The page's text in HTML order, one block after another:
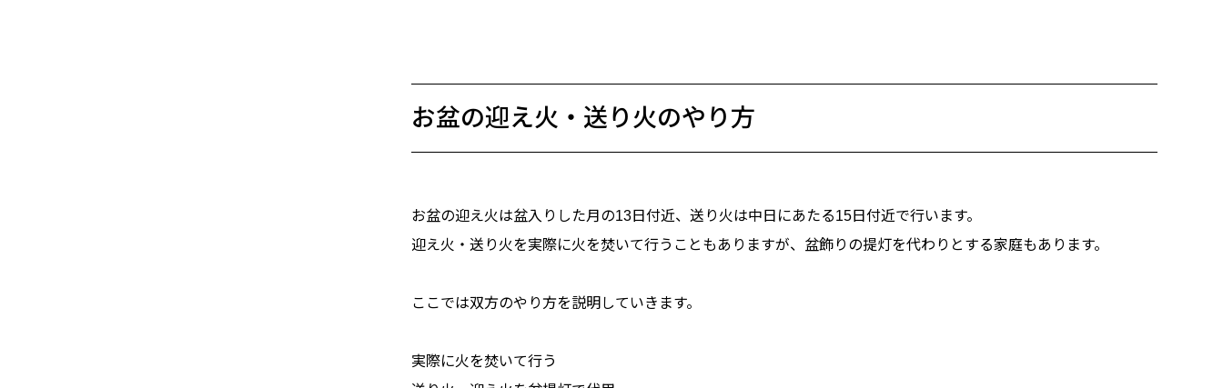
お盆の迎え火・送り火のやり方
お盆の迎え火は盆入りした月の13日付近、送り火は中日にあたる15日付近で行います。
迎え火・送り火を実際に火を焚いて行うこともありますが、盆飾りの提灯を代わりとする家庭もあります。
ここでは双方のやり方を説明していきます。
実際に火を焚いて行う